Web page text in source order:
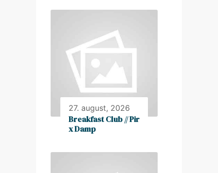
27. august, 2026
Breakfast Club // Pir
x Damp